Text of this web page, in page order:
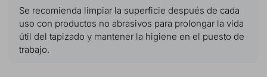
Se recomienda limpiar la superficie después de cada
uso con productos no abrasivos para prolongar la vida
útil del tapizado y mantener la higiene en el puesto de
trabajo.